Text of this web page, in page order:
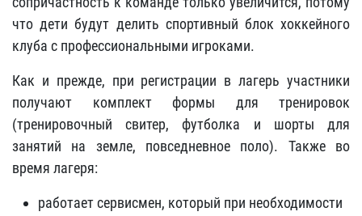
что дети будут делить спортивный блок хоккейного
клуба с профессиональными игроками.
Как и прежде, при регистрации в лагерь участники
получают комплект формы для тренировок
(тренировочный свитер, футболка и шорты для
занятий на земле, повседневное поло). Также во
время лагеря:
работает сервисмен, который при необходимости